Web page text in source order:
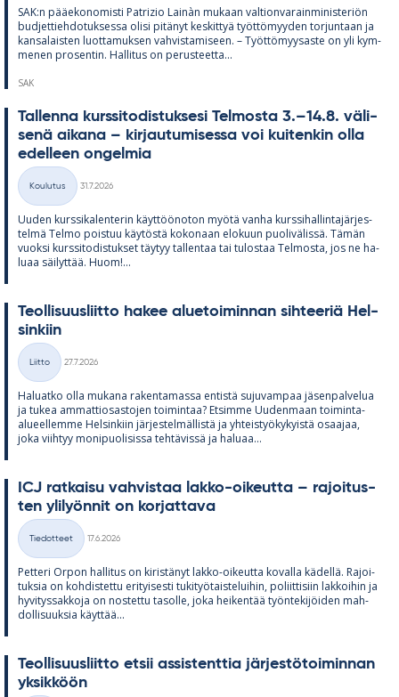
SAK:n pää­e­ko­no­misti Pat­rizio Lainàn mu­kaan val­tion­va­rain­mi­nis­te­riön
bud­jet­tieh­do­tuk­sessa olisi pi­tä­nyt kes­kit­tyä työt­tö­myy­den tor­jun­taan ja
kan­sa­lais­ten luot­ta­muk­sen vah­vis­ta­mi­seen. – Työt­tö­myy­saste on yli kym­
me­nen pro­sen­tin. Hal­li­tus on pe­rus­teetta...
SAK
Tal­lenna kurs­si­to­dis­tuk­sesi Tel­mosta 3.–14.8. vä­li­
senä ai­kana – kir­jau­tu­mi­sessa voi kui­ten­kin olla
edel­leen on­gel­mia
Kategoriat
Koulutus
31.7.2026
Uu­den kurs­si­ka­len­te­rin käyt­töö­no­ton myötä vanha kurs­si­hal­lin­ta­jär­jes­
telmä Telmo pois­tuu käy­töstä ko­ko­naan elo­kuun puo­li­vä­lissä. Tä­män
vuoksi kurs­si­to­dis­tuk­set täy­tyy tal­len­taa tai tu­los­taa Tel­mosta, jos ne ha­
luaa säi­lyt­tää. Huom!...
Teol­li­suus­liitto ha­kee alue­toi­min­nan sih­tee­riä Hel­
sin­kiin
Kategoriat
Liitto
27.7.2026
Ha­luatko olla mu­kana ra­ken­ta­massa en­tistä su­ju­vam­paa jä­sen­pal­ve­lua
ja tu­kea am­mat­tio­sas­to­jen toi­min­taa? Et­simme Uu­den­maan toi­minta-
alu­eel­lemme Hel­sin­kiin jär­jes­tel­mäl­listä ja yh­teis­työ­ky­kyistä osaa­jaa,
joka viih­tyy mo­ni­puo­li­sissa teh­tä­vissä ja ha­luaa...
ICJ rat­kaisu vah­vis­taa lakko-oi­keutta – ra­joi­tus­
ten yli­lyön­nit on kor­jat­tava
Kategoriat
Tiedotteet
17.6.2026
Pet­teri Or­pon hal­li­tus on ki­ris­tä­nyt lakko-oi­keutta ko­valla kä­dellä. Ra­joi­
tuk­sia on koh­dis­tettu eri­tyi­sesti tu­ki­työ­tais­te­lui­hin, po­liit­ti­siin lak­koi­hin ja
hy­vi­tys­sak­koja on nos­tettu ta­solle, joka hei­ken­tää työn­te­ki­jöi­den mah­
dol­li­suuk­sia käyt­tää...
Teol­li­suus­liitto et­sii as­sis­tent­tia jär­jes­tö­toi­min­nan
yk­sik­köön